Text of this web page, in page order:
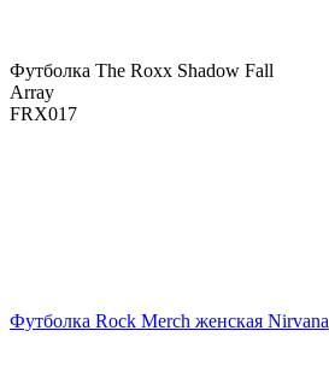
Футболка The Roxx Shadow Fall
Array
FRX017
Футболка Rock Merch женская Nirvana